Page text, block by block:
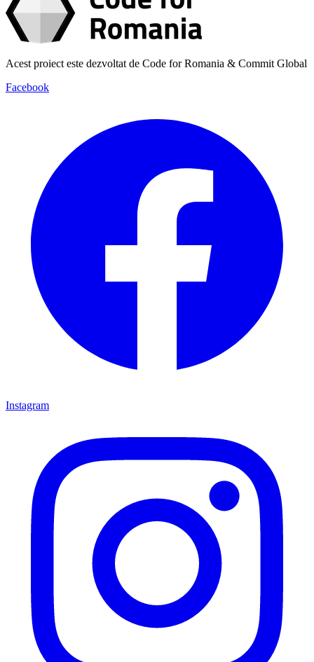
Acest proiect este dezvoltat de Code for Romania & Commit Global
Facebook
Instagram